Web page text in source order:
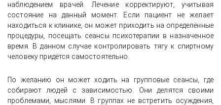
наблюдением врачей. Лечение корректируют, учитывая
состояние на данный момент. Если пациент не желает
находиться к клинике, он может приходить на определённые
процедуры, посещать сеансы психотерапии в назначенное
время. В данном случае контролировать тягу к спиртному
человеку придётся самостоятельно.
По желанию он может ходить на групповые сеансы, где
собирают людей с зависимостью. Они делятся своими
проблемами, мыслями. В группах не встретить осуждения,